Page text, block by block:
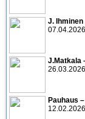
J.
07.04.2026
J.Matkala
26.03.2026
Pauhaus
12.02.2026